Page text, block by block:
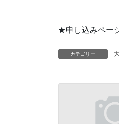
★申し込みペー
カテゴリー